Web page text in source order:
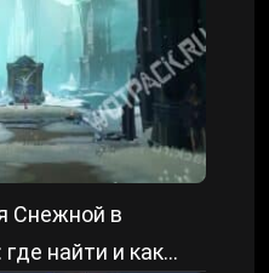
Снежной в
найти и как